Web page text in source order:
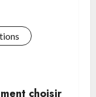
choisir